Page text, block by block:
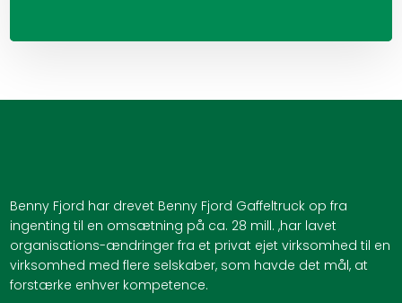
Benny Fjord har drevet Benny Fjord Gaffeltruck op fra
ingenting til en omsætning på ca. 28 mill. ,har lavet
organisations-ændringer fra et privat ejet virksomhed til en
virksomhed med flere selskaber, som havde det mål, at
forstærke enhver kompetence.